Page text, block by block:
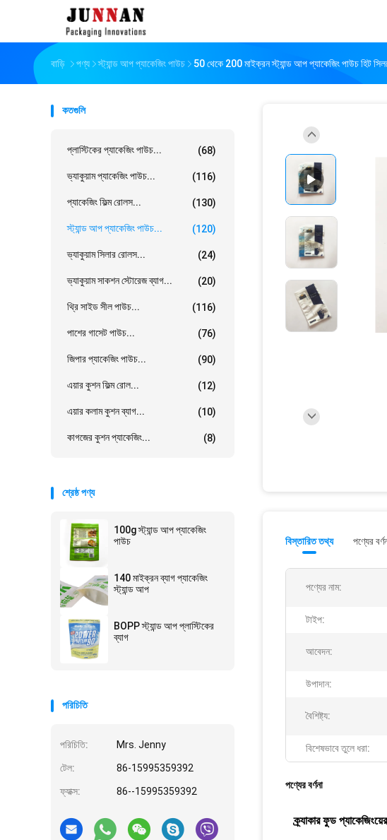
বাড়ি পণ্য স্ট্যান্ড আপ প্যাকেজিং পাউচ 50 থেকে 200 মাইক্রন স্ট্যান্ড আপ প্যাকেজিং পাউচ হিট
কতগুলি
প্লাস্টিকের প্যাকেজিং পাউচ... (68)
ভ্যাকুয়াম প্যাকেজিং পাউচ... (116)
প্যাকেজিং ফিল্ম রোলস... (130)
স্ট্যান্ড আপ প্যাকেজিং পাউচ... (120)
ভ্যাকুয়াম সিলার রোলস... (24)
ভ্যাকুয়াম সাকশন স্টোরেজ ব্যাগ... (20)
থ্রি সাইড সীল পাউচ... (116)
পাশের গাসেট পাউচ... (76)
জিপার প্যাকেজিং পাউচ... (90)
এয়ার কুশন ফিল্ম রোল... (12)
এয়ার কলাম কুশন ব্যাগ... (10)
কাগজের কুশন প্যাকেজিং... (8)
শ্রেষ্ঠ পণ্য
100g স্ট্যান্ড আপ প্যাকেজিং
পাউচ
140 মাইক্রন ব্যাগ প্যাকেজিং
স্ট্যান্ড আপ
BOPP স্ট্যান্ড আপ প্লাস্টিকের
ব্যাগ
পরিচিতি
পরিচিতি: Mrs. Jenny
টেল: 86-15995359392
ফ্যাক্স: 86--15995359392
বিস্তারিত তথ্য পণ্যের
পণ্যের নাম:
টাইপ:
আবেদন:
উপাদান:
বৈশিষ্ট্য:
বিশেষভাবে তুলে ধরা:
পণ্যের বর্ণনা
ক্র্যাকার ফুড